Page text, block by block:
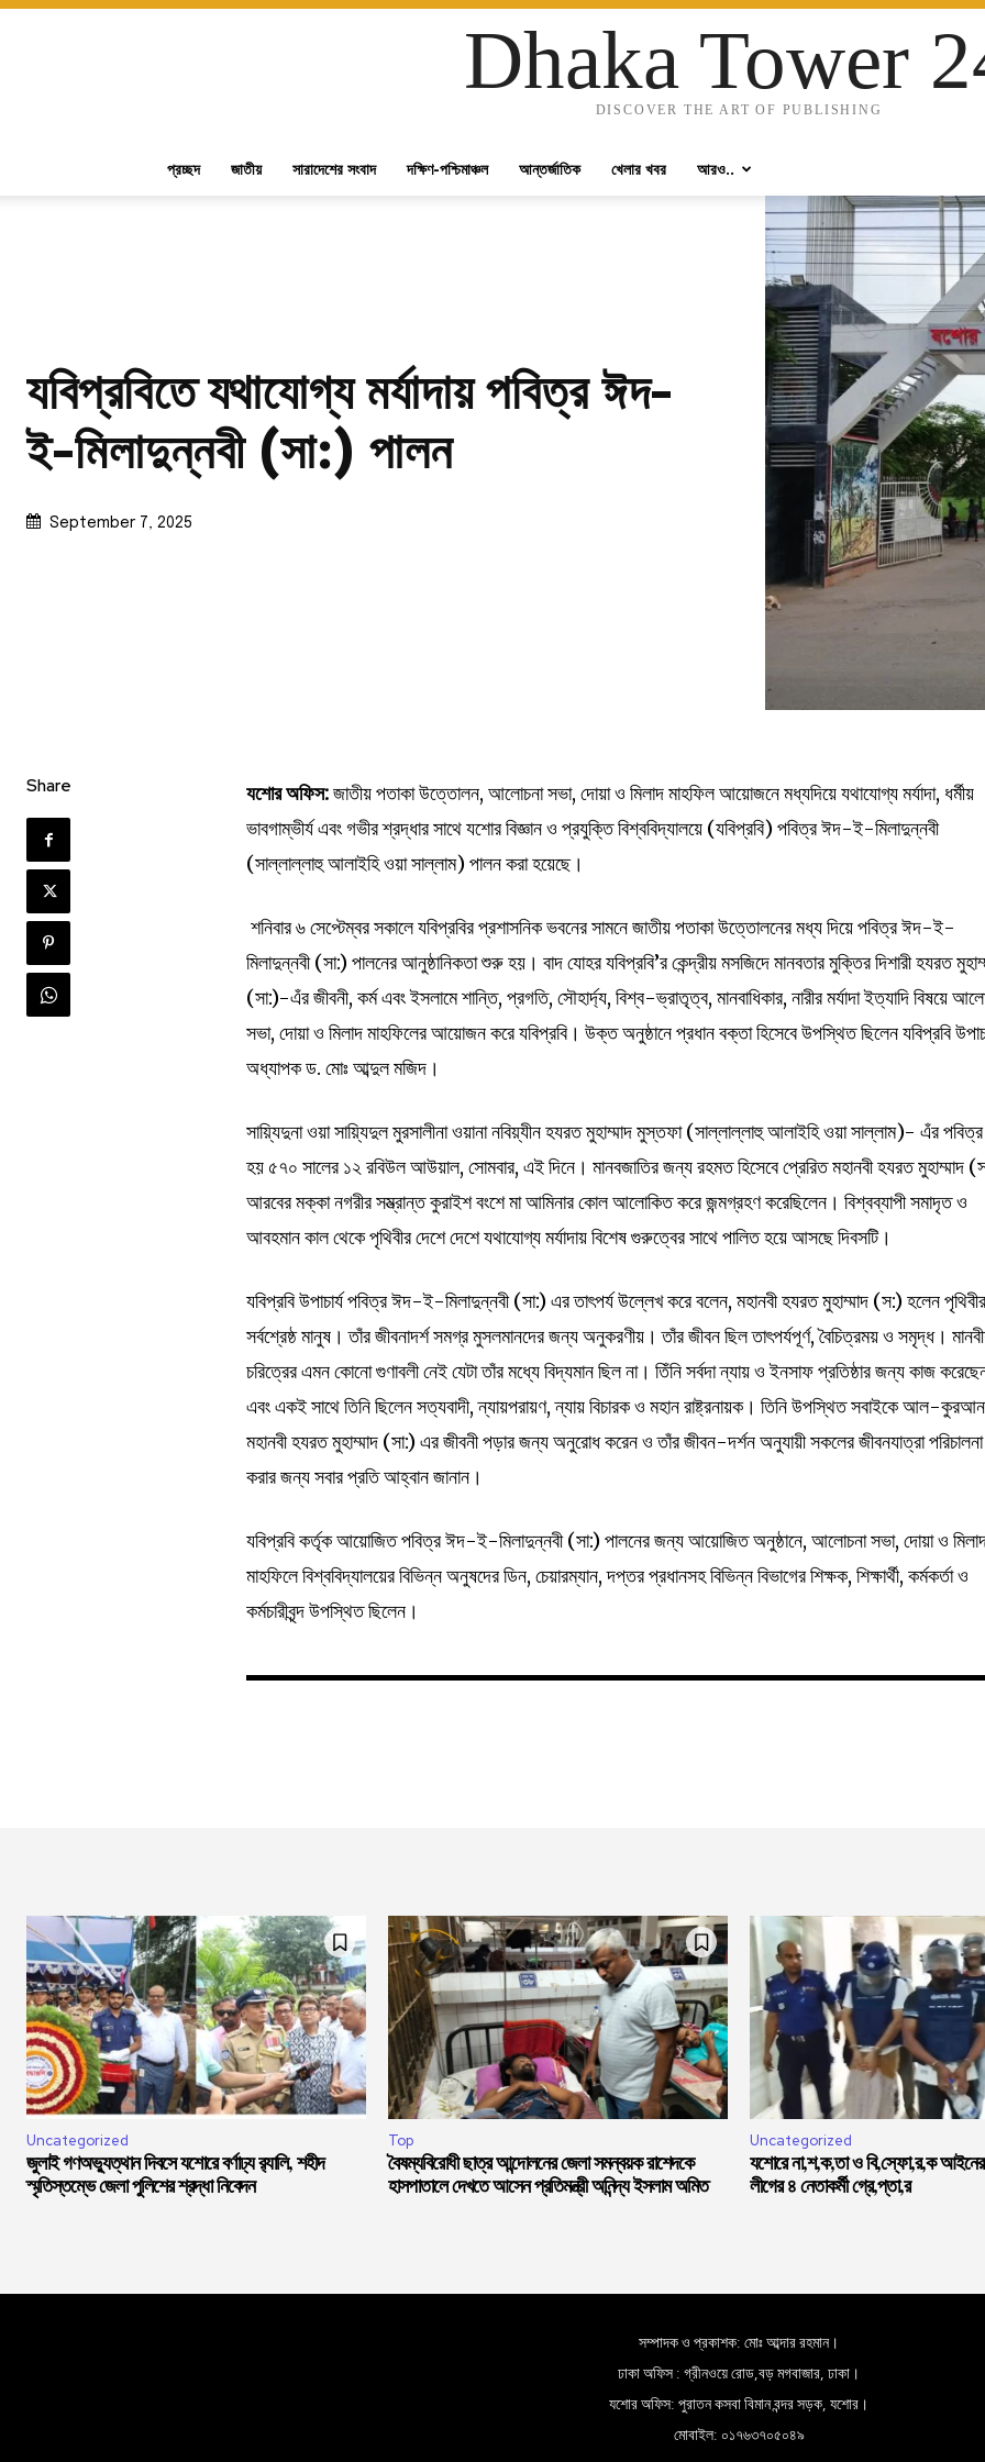
Dhaka Tower
DISCOVER THE ART OF PUBLISHING
প্রচ্ছদ জাতীয় সারাদেশের সংবাদ দক্ষিণ-পশ্চিমাঞ্চল আন্তর্জাতিক খেলার খবর আরও..
যবিপ্রবিতে যথাযোগ্য মর্যাদায় পবিত্র ঈদ-
ই-মিলাদুন্নবী (সা:) পালন
September 7, 2025
Share যশোর অফিস:জাতীয় পতাকা উত্তোলন, আলোচনা সভা, দোয়া ও মিলাদ মাহফিল আয়োজনে মধ্যদিয়ে যথাযোগ্য মর্যাদা, ধর্মীয়
ভাবগাম্ভীর্য এবং গভীর শ্রদ্ধার সাথে যশোর বিজ্ঞান ও প্রযুক্তি বিশ্ববিদ্যালয়ে (যবিপ্রবি) পবিত্র ঈদ-ই-মিলাদুন্নবী
(সাল্লাল্লাহু আলাইহি ওয়া সাল্লাম) পালন করা হয়েছে।
শনিবার ৬ সেপ্টেম্বর সকালে যবিপ্রবির প্রশাসনিক ভবনের সামনে জাতীয় পতাকা উত্তোলনের মধ্য দিয়ে পবিত্র ঈদ-ই-
মিলাদুন্নবী (সা:) পালনের আনুষ্ঠানিকতা শুরু হয়। বাদ যোহর যবিপ্রবি’র কেন্দ্রীয় মসজিদে মানবতার মুক্তির দিশারী হযরত
(সা:)-এঁর জীবনী, কর্ম এবং ইসলামে শান্তি, প্রগতি, সৌহার্দ্য, বিশ্ব-ভ্রাতৃত্ব, মানবাধিকার, নারীর মর্যাদা ইত্যাদি বিষয়ে
সভা, দোয়া ও মিলাদ মাহফিলের আয়োজন করে যবিপ্রবি। উক্ত অনুষ্ঠানে প্রধান বক্তা হিসেবে উপস্থিত ছিলেন যবিপ্রবি
অধ্যাপক ড. মোঃ আব্দুল মজিদ।
সায়্যিদুনা ওয়া সায়্যিদুল মুরসালীনা ওয়ানা নবিয়্যীন হযরত মুহাম্মাদ মুস্তফা (সাল্লাল্লাহু আলাইহি ওয়া সাল্লাম)- এঁর
হয় ৫৭০ সালের ১২ রবিউল আউয়াল, সোমবার, এই দিনে। মানবজাতির জন্য রহমত হিসেবে প্রেরিত মহানবী হযরত মুহাম্মাদ
আরবের মক্কা নগরীর সম্ভ্রান্ত কুরাইশ বংশে মা আমিনার কোল আলোকিত করে জন্মগ্রহণ করেছিলেন। বিশ্বব্যাপী সমাদৃত ও
আবহমান কাল থেকে পৃথিবীর দেশে দেশে যথাযোগ্য মর্যাদায় বিশেষ গুরুত্বের সাথে পালিত হয়ে আসছে দিবসটি।
যবিপ্রবি উপাচার্য পবিত্র ঈদ-ই-মিলাদুন্নবী (সা:) এর তাৎপর্য উল্লেখ করে বলেন, মহানবী হযরত মুহাম্মাদ (স:) হলেন
সর্বশ্রেষ্ঠ মানুষ। তাঁর জীবনাদর্শ সমগ্র মুসলমানদের জন্য অনুকরণীয়। তাঁর জীবন ছিল তাৎপর্যপূর্ণ, বৈচিত্রময় ও সমৃদ্ধ।
চরিত্রের এমন কোনো গুণাবলী নেই যেটা তাঁর মধ্যে বিদ্যমান ছিল না। তিঁনি সর্বদা ন্যায় ও ইনসাফ প্রতিষ্ঠার জন্য কাজ
এবং একই সাথে তিনি ছিলেন সত্যবাদী, ন্যায়পরায়ণ, ন্যায় বিচারক ও মহান রাষ্ট্রনায়ক। তিনি উপস্থিত সবাইকে আল-
মহানবী হযরত মুহাম্মাদ (সা:) এর জীবনী পড়ার জন্য অনুরোধ করেন ও তাঁর জীবন-দর্শন অনুযায়ী সকলের জীবনযাত্রা পরিচালনা
করার জন্য সবার প্রতি আহ্বান জানান।
যবিপ্রবি কর্তৃক আয়োজিত পবিত্র ঈদ-ই-মিলাদুন্নবী (সা:) পালনের জন্য আয়োজিত অনুষ্ঠানে, আলোচনা সভা, দোয়া ও
মাহফিলে বিশ্ববিদ্যালয়ের বিভিন্ন অনুষদের ডিন, চেয়ারম্যান, দপ্তর প্রধানসহ বিভিন্ন বিভাগের শিক্ষক, শিক্ষার্থী, কর্মকর্তা ও
কর্মচারীবৃন্দ উপস্থিত ছিলেন।
Uncategorized
জুলাই গণঅভ্যুত্থান দিবসে যশোরে বর্ণাঢ্য র‍্যালি, শহীদ
স্মৃতিস্তম্ভে জেলা পুলিশের শ্রদ্ধা নিবেদন
Top
বৈষম্যবিরোধী ছাত্র আন্দোলনের জেলা সমন্বয়ক রাশেদকে
হাসপাতালে দেখতে আসেন প্রতিমন্ত্রী অনিন্দ্য ইসলাম অমিত
Uncategorized
যশোরে না,শ,ক,তা ও বি,স্ফো,র,ক
লীগের ৪ নেতাকর্মী গ্রে,প্তা,র
সম্পাদক ও প্রকাশক: মোঃ আব্দার রহমান।
ঢাকা অফিস : গ্রীনওয়ে রোড,বড় মগবাজার, ঢাকা।
যশোর অফিস: পুরাতন কসবা বিমান বন্দর সড়ক, যশোর।
মোবাইল: ০১৭৬৩৭০৫০৪৯